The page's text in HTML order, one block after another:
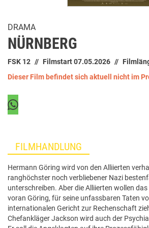
DRAMA
NÜRNBERG
FSK 12 Filmstart 07.05.2026
Dieser Film befindet sich aktuell nicht im
FILMHANDLUNG
Hermann Göring wird von den Alliierten
ranghöchster noch verbliebener Nazi
unterschreiben. Aber die Alliierten wollen das
voran Göring, für seine unfassbaren Taten
internationalen Gericht zur Rechenschaft
Chefankläger Jackson wird auch der